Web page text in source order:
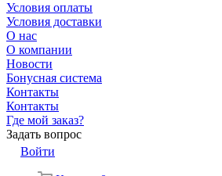
Условия оплаты
Условия доставки
О нас
О компании
Новости
Бонусная система
Контакты
Контакты
Где мой заказ?
Задать вопрос
Войти